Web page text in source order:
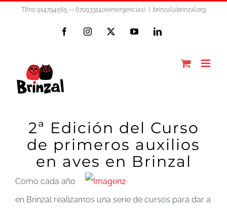
Tlfno 914794565 -- 670933240(emergencias) brinzal@brinzal.org
FacebookInstagram YouTubeLinkedIn
2ª Edición del Curso
de primeros auxilios
en aves en Brinzal
Como cada año
en Brinzal realizamos una serie de cursos para dar a